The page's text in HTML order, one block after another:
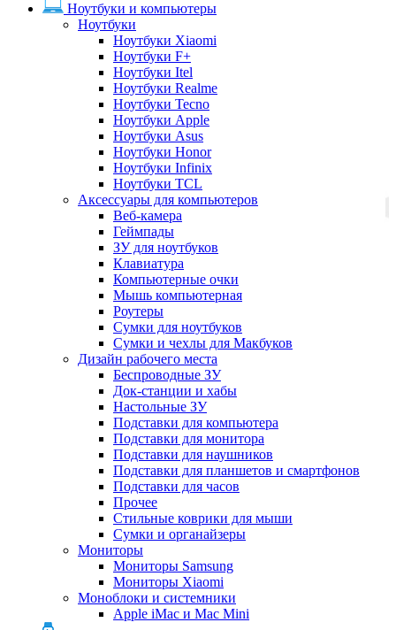
Ноутбуки и компьютеры
Ноутбуки
Ноутбуки Xiaomi
Ноутбуки F+
Ноутбуки Itel
Ноутбуки Realme
Ноутбуки Tecno
Ноутбуки Apple
Ноутбуки Asus
Ноутбуки Honor
Ноутбуки Infinix
Ноутбуки TCL
Аксессуары для компьютеров
Веб-камера
Геймпады
ЗУ для ноутбуков
Клавиатура
Компьютерные очки
Мышь компьютерная
Роутеры
Сумки для ноутбуков
Сумки и чехлы для Макбуков
Дизайн рабочего места
Беспроводные ЗУ
Док-станции и хабы
Настольные ЗУ
Подставки для компьютера
Подставки для монитора
Подставки для наушников
Подставки для планшетов и смартфонов
Подставки для часов
Прочее
Стильные коврики для мыши
Сумки и органайзеры
Мониторы
Мониторы Samsung
Мониторы Xiaomi
Моноблоки и системники
Apple iMac и Mac Mini